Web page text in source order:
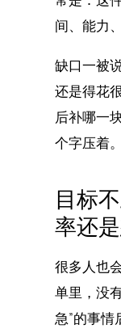
间、能力
缺口一被
还是得花
后补哪一
个字压着。
目标
率还
很多人也
单里，没
急”的事情